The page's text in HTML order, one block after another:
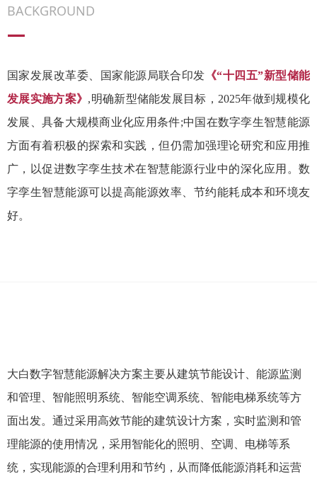
国家发展改革委、国家能源局联合印发 《“十四五”新型储能
发展实施方案》 ,明确新型储能发展目标，2025年做到规模化
发展、具备大规模商业化应用条件;中国在数字孪生智慧能源
方面有着积极的探索和实践，但仍需加强理论研究和应用推
广，以促进数字孪生技术在智慧能源行业中的深化应用。数
字孪生智慧能源可以提高能源效率、节约能耗成本和环境友
好。
BACKGROUND
—
大白数字智慧能源解决方案主要从建筑节能设计、能源监测
和管理、智能照明系统、智能空调系统、智能电梯系统等方
面出发。通过采用高效节能的建筑设计方案，实时监测和管
理能源的使用情况，采用智能化的照明、空调、电梯等系
统，实现能源的合理利用和节约，从而降低能源消耗和运营